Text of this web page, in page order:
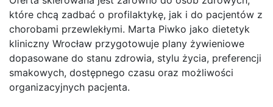
które chcą zadbać o profilaktykę, jak i do pacjentów z
chorobami przewlekłymi. Marta Piwko jako dietetyk
kliniczny Wrocław przygotowuje plany żywieniowe
dopasowane do stanu zdrowia, stylu życia, preferencji
smakowych, dostępnego czasu oraz możliwości
organizacyjnych pacjenta.